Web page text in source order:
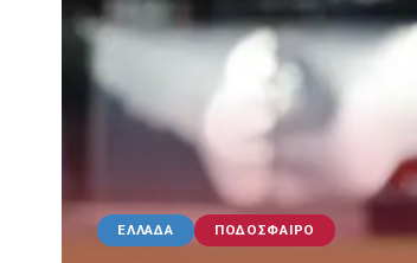
ΕΛΛΆΔΑ ΠΟΔΌΣΦΑΙΡΟ